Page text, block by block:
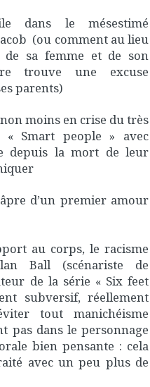
dans le mésestimé
(ou comment au lieu
sa femme et de son
trouve une excuse
parents)
moins en crise du très
« Smart people » avec
depuis la mort de leur
d’un premier amour
au corps, le racisme
Ball (scénariste de
de la série « Six feet
subversif, réellement
tout manichéisme
pas dans le personnage
bien pensante : cela
avec un peu plus de